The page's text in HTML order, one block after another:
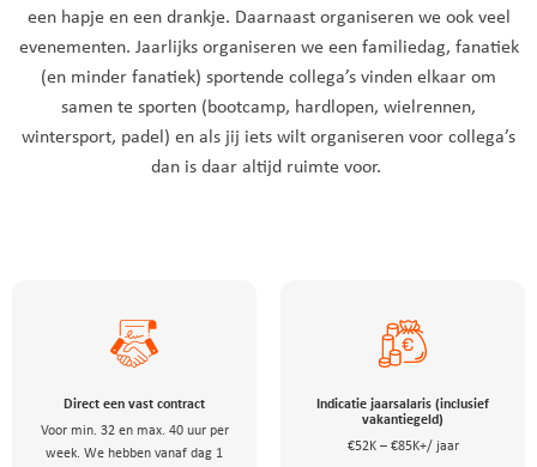
een hapje en een drankje. Daarnaast organiseren we ook veel
evenementen. Jaarlijks organiseren we een familiedag, fanatiek
(en minder fanatiek) sportende collega’s vinden elkaar om
samen te sporten (bootcamp, hardlopen, wielrennen,
wintersport, padel) en als jij iets wilt organiseren voor collega’s
dan is daar altijd ruimte voor.
Direct een vast contract
Voor min. 32 en max. 40 uur per
week. We hebben vanaf dag 1
Indicatie jaarsalaris (inclusief
vakantiegeld)
€52K – €85K+/ jaar